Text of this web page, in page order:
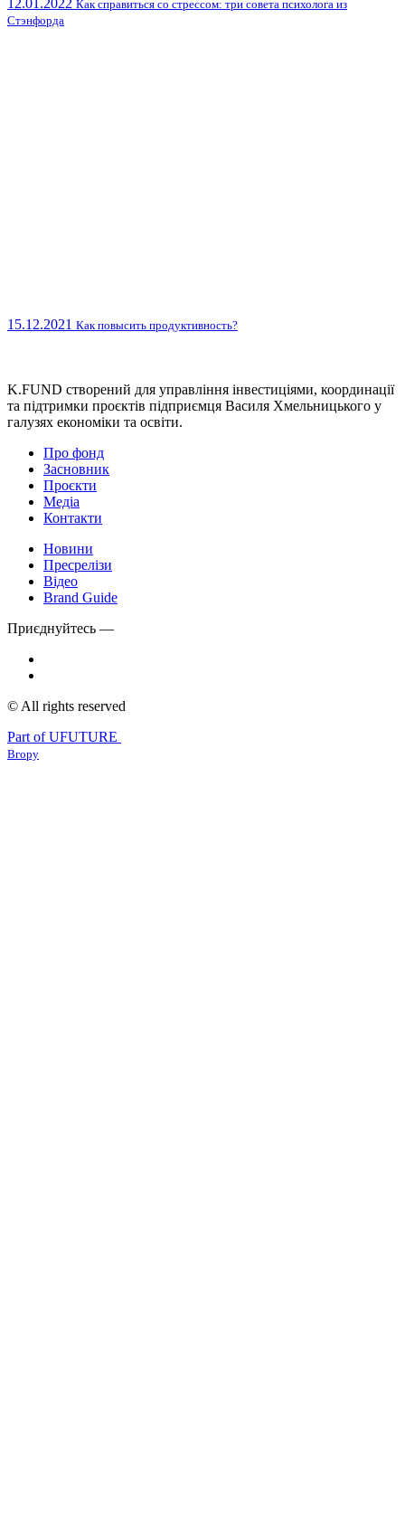
12.01.2022 Как справиться со стрессом: три совета психолога из
Стэнфорда
15.12.2021 Как повысить продуктивность?
K.FUND створений для управління інвестиціями, координації
та підтримки проєктів підприємця Василя Хмельницького у
галузях економіки та освіти.
Про фонд
Засновник
Проєкти
Медіа
Контакти
Новини
Пресрелізи
Відео
Brand Guide
Приєднуйтесь —
© All rights reserved
Part of UFUTURE
Вгору